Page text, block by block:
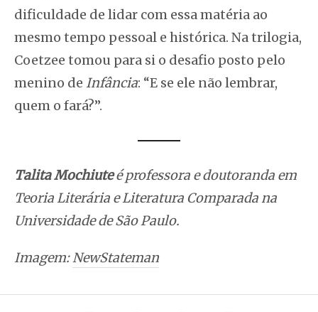
dificuldade de lidar com essa matéria ao
mesmo tempo pessoal e histórica. Na trilogia,
Coetzee tomou para si o desafio posto pelo
menino de Infância: “E se ele não lembrar,
quem o fará?”.
Talita Mochiuteé professora e doutoranda em
Teoria Literária e Literatura Comparada na
Universidade de São Paulo.
Imagem:NewStateman